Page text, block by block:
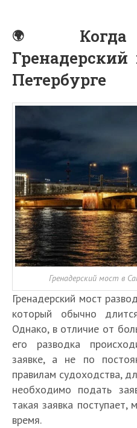
Петербурге
Гренадерский мост в
Гренадерский мост
который обычно
Однако, в отличие от
его разводка
заявке, а не по
правилам судоходства,
необходимо подать
такая заявка поступает,
время.